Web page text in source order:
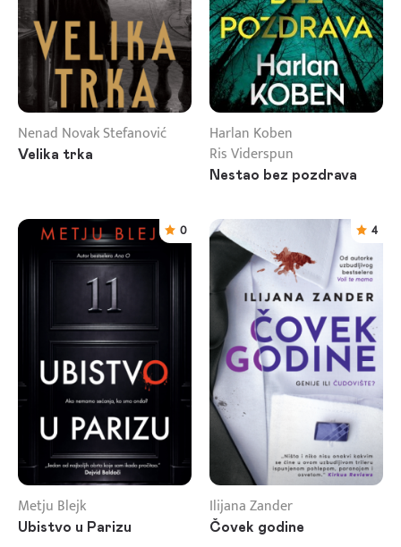
Nenad Novak Stefanović
Velika trka
Harlan Koben
Ris Viderspun
Nestao bez pozdrava
0
Metju Blejk
Ubistvo u Parizu
4
Ilijana Zander
Čovek godine